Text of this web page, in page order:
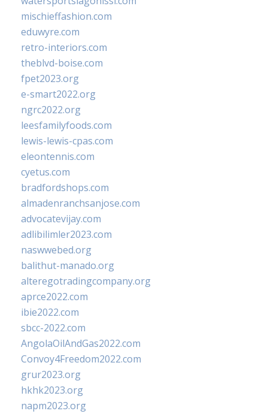
mischieffashion.com
eduwyre.com
retro-interiors.com
theblvd-boise.com
fpet2023.org
e-smart2022.org
ngrc2022.org
leesfamilyfoods.com
lewis-lewis-cpas.com
eleontennis.com
cyetus.com
bradfordshops.com
almadenranchsanjose.com
advocatevijay.com
adlibilimler2023.com
naswwebed.org
balithut-manado.org
alteregotradingcompany.org
aprce2022.com
ibie2022.com
sbcc-2022.com
AngolaOilAndGas2022.com
Convoy4Freedom2022.com
grur2023.org
hkhk2023.org
napm2023.org